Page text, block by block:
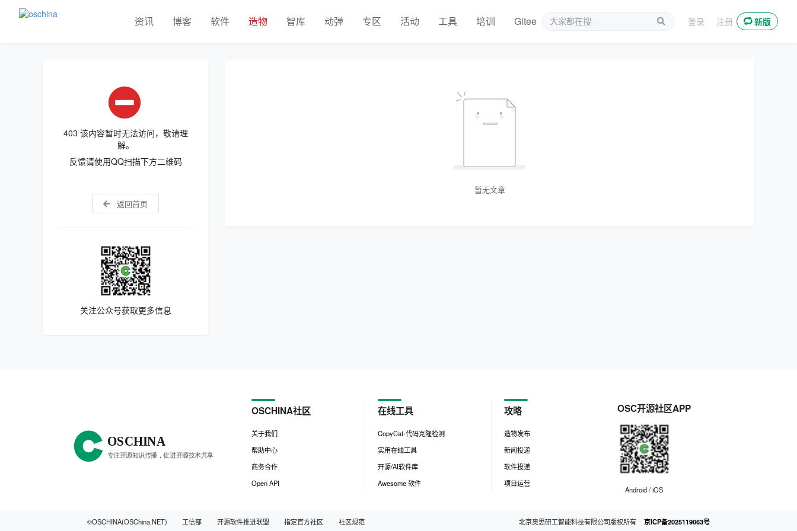
资讯 博客 软件 造物 智库 动弹 专区 活动 工具 培训 Gitee 新媒体 登录 注册 新版
403 该内容暂时无法访问，敬请理
解。
反馈请使用QQ扫描下方二维码
返回首页
关注公众号获取更多信息
暂无文章
OSCHINA社区
关于我们
帮助中心
商务合作
Open API
在线工具
CopyCat-代码克隆检测
实用在线工具
开源/AI软件库
Awesome 软件
攻略
造物发布
新闻投递
软件投递
项目运营
OSC开源社区APP
Android / iOS
©OSCHINA(OSChina.NET) 工信部 开源软件推进联盟 指定官方社区 社区规范 北京奥思研工智能科技有限公司版权所有 京ICP备2025119063号